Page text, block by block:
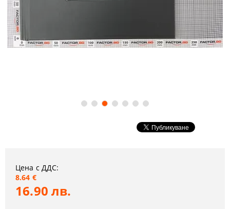
Цена с ДДС:
8.64 €
16.90 лв.